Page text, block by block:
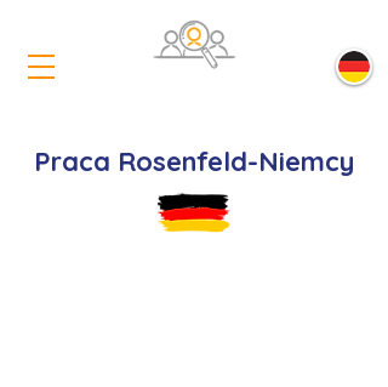
Praca Rosenfeld-Niemcy